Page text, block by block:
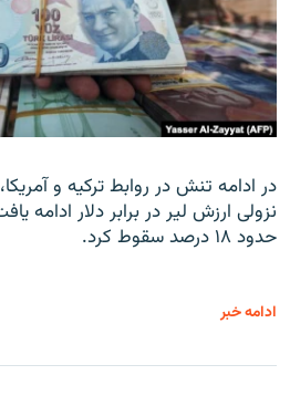
در ادامه تنش در روابط ترکیه و
نزولی ارزش لیر در برابر دلار ادامه
حدود ۱۸ درصد سقوط کرد.
ادامه خبر